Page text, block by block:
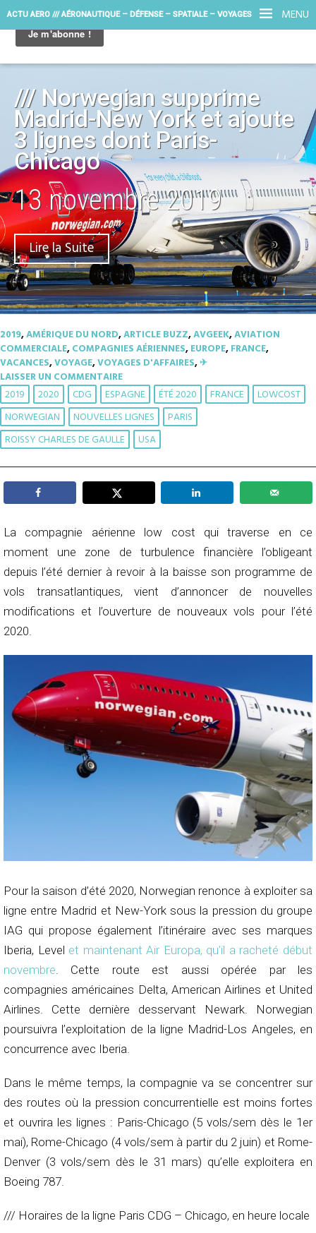
MENU
ACTU AERO /// AÉRONAUTIQUE – DÉFENSE – SPATIALE – VOYAGES
/// Norwegian supprime
Madrid-New York et ajoute
3 lignes dont Paris-
Chicago
13 novembre 2019
Lire la Suite
2019,AMÉRIQUE DU NORD,ARTICLE BUZZ,AVGEEK,AVIATION
COMMERCIALE,COMPAGNIES AÉRIENNES,EUROPE,FRANCE,
VACANCES,VOYAGE,VOYAGES D'AFFAIRES,✈︎
LAISSER UN COMMENTAIRE
2019 2020 CDG ESPAGNE ÉTÉ 2020 FRANCE
LOWCOST
NORWEGIAN
NOUVELLES LIGNES
PARIS
ROISSY CHARLES DE GAULLE
USA
La compagnie aérienne low cost qui traverse en ce
moment une zone de turbulence financière l’obligeant
depuis l’été dernier à revoir à la baisse son programme de
vols transatlantiques, vient d’annoncer de nouvelles
modifications et l’ouverture de nouveaux vols pour l’été
2020.
Pour la saison d’été 2020, Norwegian renonce à exploiter sa
ligne entre Madrid et New-York sous la pression du groupe
IAG qui propose également l’itinéraire avec ses marques
Iberia, Level et maintenant Air Europa, qu’il a racheté début
novembre . Cette route est aussi opérée par les
compagnies américaines Delta, American Airlines et United
Airlines. Cette dernière desservant Newark. Norwegian
poursuivra l’exploitation de la ligne Madrid-Los Angeles, en
concurrence avec Iberia.
Dans le même temps, la compagnie va se concentrer sur
des routes où la pression concurrentielle est moins fortes
et ouvrira les lignes : Paris-Chicago (5 vols/sem dès le 1er
mai), Rome-Chicago (4 vols/sem à partir du 2 juin) et Rome-
Denver (3 vols/sem dès le 31 mars) qu’elle exploitera en
Boeing 787.
/// Horaires de la ligne Paris CDG – Chicago, en heure locale